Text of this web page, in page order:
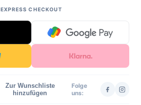
EXPRESS CHECKOUT
Zur Wunschliste
hinzufügen
Folge
uns: